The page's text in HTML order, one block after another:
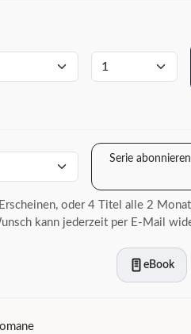
Serie
oder 4 Titel alle 2
kann jederzeit per E-Mail
eBook